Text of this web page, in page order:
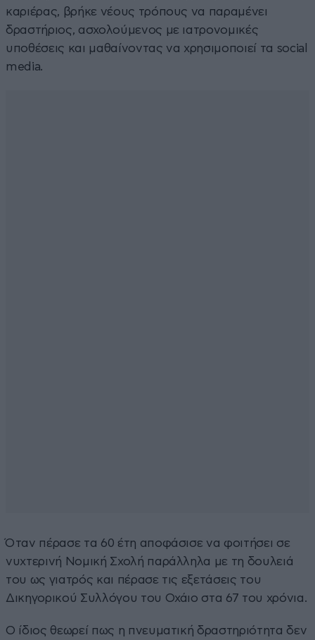
καριέρας, βρήκε νέους τρόπους να παραμένει
δραστήριος, ασχολούμενος με ιατρονομικές
υποθέσεις και μαθαίνοντας να χρησιμοποιεί τα social
media.
Όταν πέρασε τα 60 έτη αποφάσισε να φοιτήσει σε
νυχτερινή Νομική Σχολή παράλληλα με τη δουλειά
του ως γιατρός και πέρασε τις εξετάσεις του
Δικηγορικού Συλλόγου του Οχάιο στα 67 του χρόνια.
Ο ίδιος θεωρεί πως η πνευματική δραστηριότητα δεν